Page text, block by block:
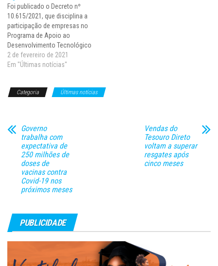
produção. A atualização traz
ainda o incremento…
Foi publicado o Decreto nº
10.615/2021, que disciplina a
participação de empresas no
Programa de Apoio ao
Desenvolvimento Tecnológico
da Indústria de
Semicondutores (PADIS). O
competitividade da indústria de
participantes com…
2 de fevereiro de 2021
Em "Últimas notícias"
Categoria Últimas notícias
Governo
trabalha com
expectativa de
250 milhões de
doses de
vacinas contra
Covid-19 nos
próximos meses
Vendas do
Tesouro Direto
voltam a superar
resgates após
cinco meses
PUBLICIDADE